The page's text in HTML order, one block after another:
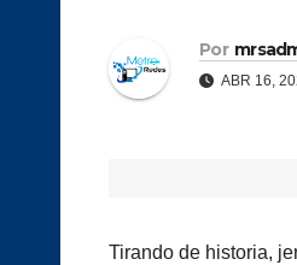
Por
ABR 16,
Tirando de historia,